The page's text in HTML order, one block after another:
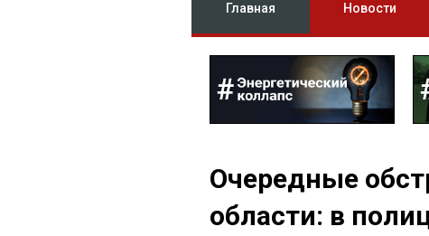
Главная Новости
Очередные
области: в